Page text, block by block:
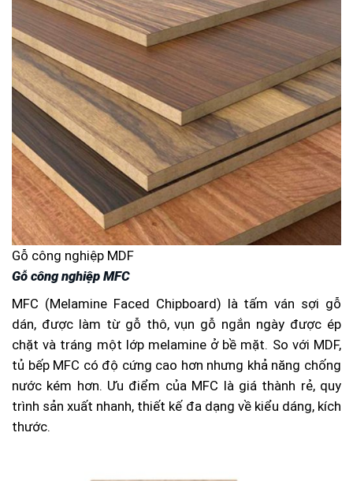
Gỗ công nghiệp MDF
Gỗ công nghiệp MFC
MFC (Melamine Faced Chipboard) là tấm ván sợi gỗ
dán, được làm từ gỗ thô, vụn gỗ ngắn ngày được ép
chặt và tráng một lớp melamine ở bề mặt. So với MDF,
tủ bếp MFC có độ cứng cao hơn nhưng khả năng chống
nước kém hơn. Ưu điểm của MFC là giá thành rẻ, quy
trình sản xuất nhanh, thiết kế đa dạng về kiểu dáng, kích
thước.